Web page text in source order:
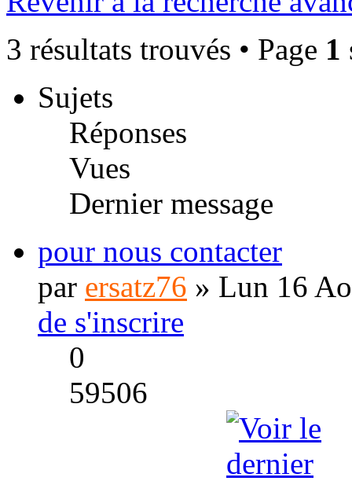
3 résultats trouvés • Page 1
Sujets
Réponses
Vues
Dernier message
pour nous contacter
par ersatz76 » Lun 16
de s'inscrire
0
59506